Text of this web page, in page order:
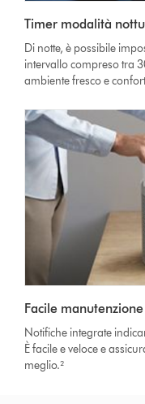
Timer modalità
Di notte, è possibile
intervallo compreso tra
ambiente fresco e
Facile
Notifiche integrate
È facile e veloce e
meglio.²